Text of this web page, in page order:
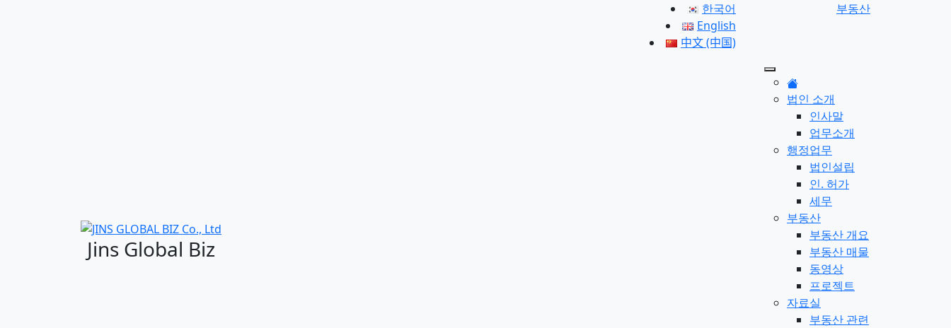
한국어
English
中文 (中国)
부동산
Jins Global Biz
법인 소개
인사말
업무소개
행정업무
법인설립
인. 허가
세무
부동산
부동산 개요
부동산 매물
동영상
프로젝트
자료실
부동산 관련